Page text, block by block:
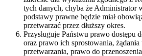
tych danych, chyba że Administrator
podstawy prawne będzie miał
przetwarzać przez dłuższy okres.
Przysługuje Państwu prawo dostępu
oraz prawo ich sprostowania, żądania
przetwarzania, prawo do